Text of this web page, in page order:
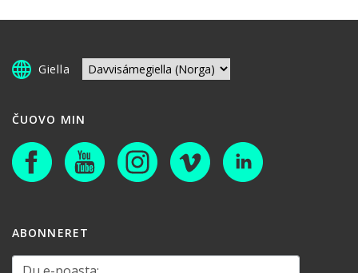
Giella
ČUOVO MIN
ABONNERET
Du e-poasta: